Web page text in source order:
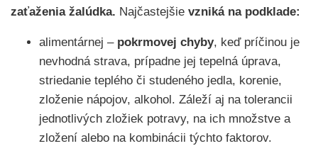
zaťaženia žalúdka. Najčastejšie vzniká na podklade:
alimentárnej – pokrmovej chyby, keď príčinou je
nevhodná strava, prípadne jej tepelná úprava,
striedanie teplého či studeného jedla, korenie,
zloženie nápojov, alkohol. Záleží aj na tolerancii
jednotlivých zložiek potravy, na ich množstve a
zložení alebo na kombinácii týchto faktorov.